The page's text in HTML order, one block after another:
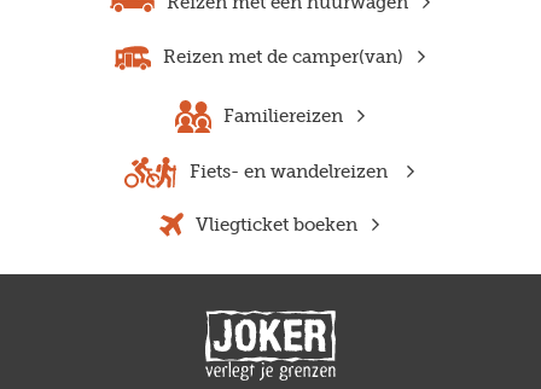
Reizen met de camper(van)
Familiereizen
Fiets- en wandelreizen
Vliegticket boeken